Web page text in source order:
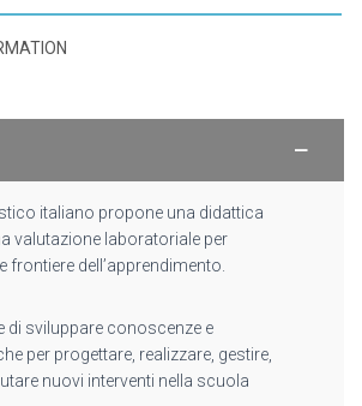
italiano propone una didattica
valutazione laboratoriale per
frontiere dell’apprendimento.
di sviluppare conoscenze e
per progettare, realizzare, gestire,
nuovi interventi nella scuola